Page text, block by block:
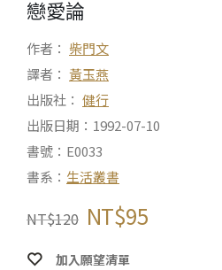
戀愛論
作者： 柴門文
譯者： 黃玉燕
出版社： 健行
出版日期：1992-07-10
書號：E0033
書系： 生活叢書
NT$120 NT$95
加入願望清單